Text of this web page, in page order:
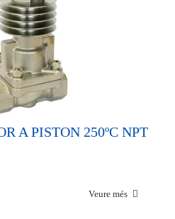
A PISTON 250ºC NPT
Veure més